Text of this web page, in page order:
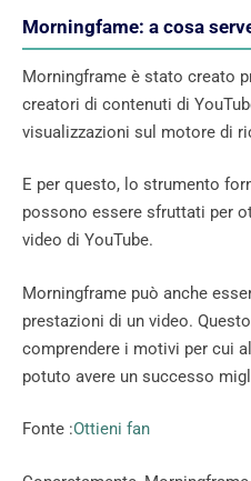
Morningfame: a cosa
Morningframe è stato creato
creatori di contenuti di
visualizzazioni sul motore di
E per questo, lo strumento
possono essere sfruttati per
video di YouTube.
Morningframe può anche
prestazioni di un video.
comprendere i motivi per cui
potuto avere un successo
Fonte :Ottieni fan